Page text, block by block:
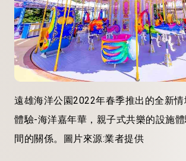
遠雄海洋公園2022年春季推出的全新
體驗-海洋嘉年華，親子式共樂的設施
間的關係。圖片來源:業者提供